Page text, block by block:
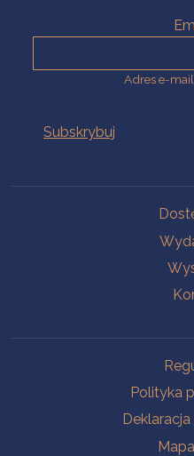
Adres e-
Polityka